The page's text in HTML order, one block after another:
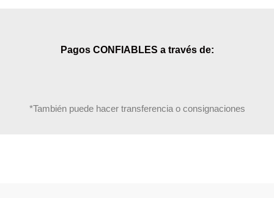
Pagos CONFIABLES a través de:
*También puede hacer transferencia o consignaciones